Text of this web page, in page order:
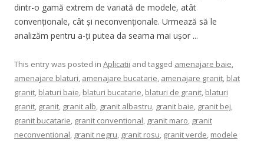
dintr-o gamă extrem de variată de modele, atât
convenționale, cât și neconvenționale. Urmează să le
analizăm pentru a-ți putea da seama mai ușor ...
This entry was posted in Aplicatii and tagged amenajare baie,
amenajare blaturi, amenajare bucatarie, amenajare granit, blat
granit, blaturi baie, blaturi bucatarie, blaturi de granit, blaturi
granit, granit, granit alb, granit albastru, granit baie, granit bej,
granit bucatarie, granit conventional, granit maro, granit
neconventional, granit negru, granit rosu, granit verde, modele